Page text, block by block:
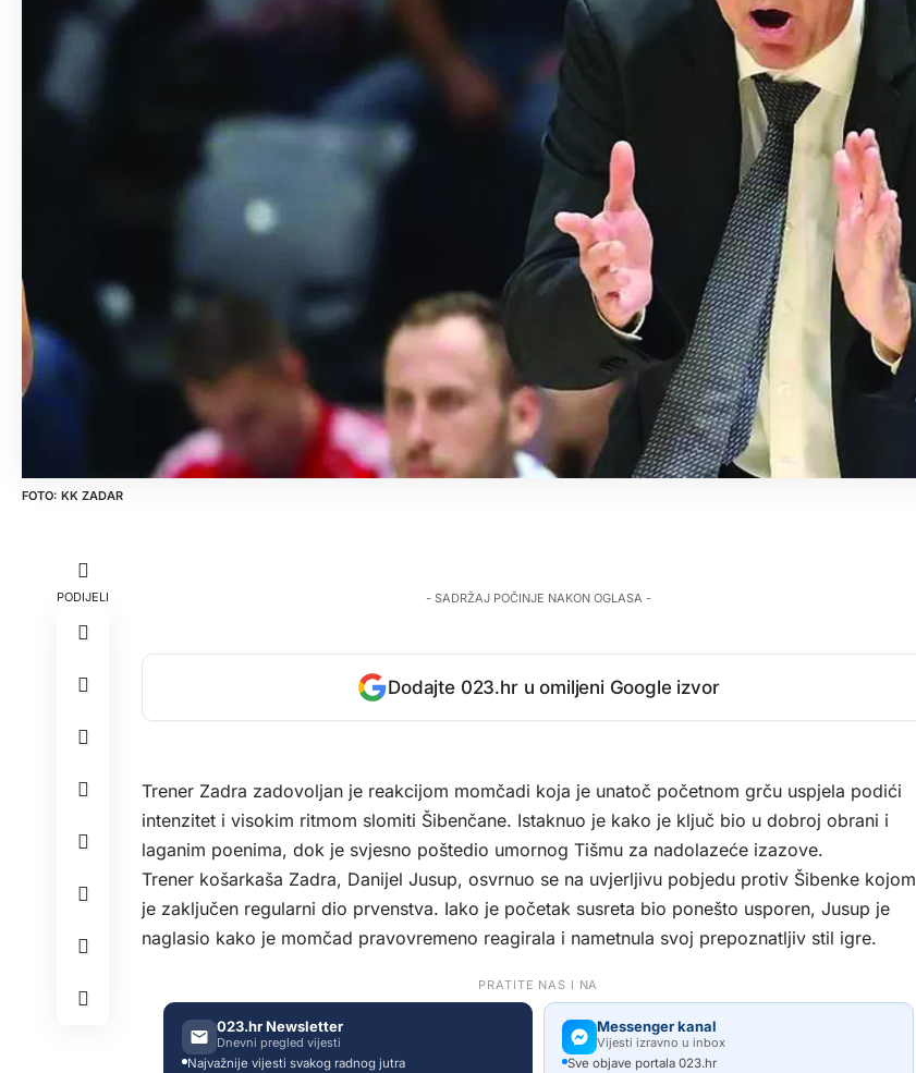
KK ZADAR
PODIJELI - SADRŽAJ POČINJE NAKON OGLASA -
Dodajte 023.hr u omiljeni Google izvor
Trener Zadra zadovoljan je reakcijom momčadi koja je unatoč početnom grču uspjela podići
intenzitet i visokim ritmom slomiti Šibenčane. Istaknuo je kako je ključ bio u dobroj obrani i
laganim poenima, dok je svjesno poštedio umornog Tišmu za nadolazeće izazove.
Trener košarkaša Zadra, Danijel Jusup, osvrnuo se na uvjerljivu pobjedu protiv Šibenke kojom
je zaključen regularni dio prvenstva. Iako je početak susreta bio ponešto usporen, Jusup je
naglasio kako je momčad pravovremeno reagirala i nametnula svoj prepoznatljiv stil igre.
PRATITE NAS I NA
023.hr Newsletter
Dnevni pregled vijesti
Najvažnije vijesti svakog radnog jutra
Messenger kanal
Vijesti izravno u inbox
Sve objave portala 023.hr